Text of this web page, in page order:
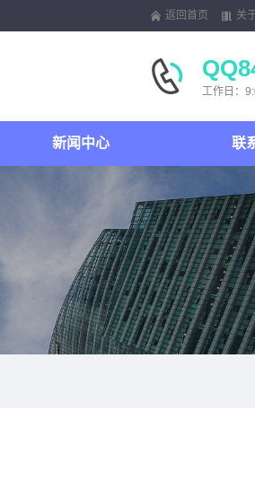
返回首页 关
工作日：
新闻中心 联